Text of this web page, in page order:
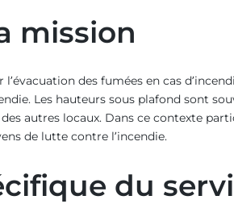
mission
l’évacuation des fumées en cas
Les hauteurs sous plafond sont
autres locaux. Dans ce contexte
de lutte contre l’incendie.
du